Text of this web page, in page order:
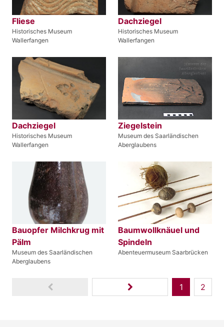
Fliese
Historisches Museum
Wallerfangen
Dachziegel
Historisches Museum
Wallerfangen
Dachziegel
Historisches Museum
Wallerfangen
Ziegelstein
Museum des Saarländischen
Aberglaubens
Bauopfer Milchkrug mit
Pälm
Museum des Saarländischen
Aberglaubens
Baumwollknäuel und
Spindeln
Abenteuermuseum Saarbrücken
1 2